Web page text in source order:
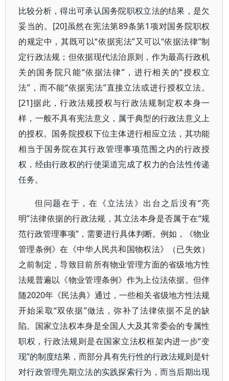
比较分析，得出可承认国务院职权立法的结果，是欠
妥当的。[20]虽然在宪法第89条第1项对国务院职权
的规定中，其既可以“依据宪法”又可以“依据法律”制
定行政法规；但依据现代法治原则，作为最高行政机
关的国务院只能“依据法律”，进行相关的“授权立
法”，而不能“依据宪法”直接立法或进行授权立法。
[21]据此，行政法规授权与行政法规制定权本身一
样，一般不具有宪法意义，属于典型的行政法意义上
的授权。国务院授权下位主体进行相应立法，其功能
相当于国务院在其行政管理事项范围之内的行政授
权，经由行政权的行使渠道完成了权力的合法性传递
任务。
但问题在于，在《立法法》出台之后没有“亮
明”法律依据的行政法规，其立法本身是否属于在“规
范行政管理事项”，需要进行具体判断。例如，《物业
管理条例》在《中华人民共和国物权法》（已失效）
之前制定，导致目前所有物业管理方面的省级地方性
法规普遍以《物业管理条例》作为上位法依据。但伴
随2020年《民法典》通过，一些相关省级地方性法规
开始采取“双依据”做法，弥补了法律依据不足的缺
陷。国家立法权本身是全国人大及其常委会的专属性
职权，行政法规则是在国家立法权框架内进一步“变
现”的制度结果，而部分具有先行性的行政法规则是针
对行政管理先期立法的实践探索行为，而当后期出现